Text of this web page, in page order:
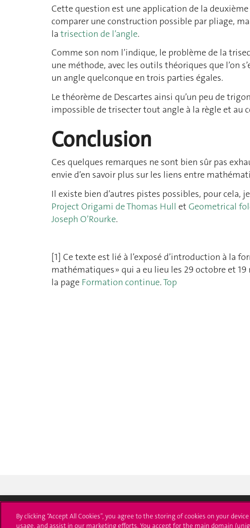
Cette question est une application de la
comparer une construction possible par pliage,
la trisection de l’angle.
Comme son nom l’indique, le problème de la
une méthode, avec les outils théoriques que l’on
un angle quelconque en trois parties égales.
Le théorème de Descartes ainsi qu’un peu de
impossible de trisecter tout angle à la règle et au
Conclusion
Ces quelques remarques ne sont bien sûr pas
envie d’en savoir plus sur les liens entre
Il existe bien d’autres pistes possibles, pour cela,
Project Origami de Thomas Hull et Geometrical
Joseph O’Rourke.
[1] Ce texte est lié à l’exposé d’introduction à la
mathématiques » qui a eu lieu les 29 octobre et
la page Formation continue.Top
By clicking “Accept All Cookies”, you agree to the storing of cookies on your
usage, and assist in our marketing efforts. You accept for the main domain